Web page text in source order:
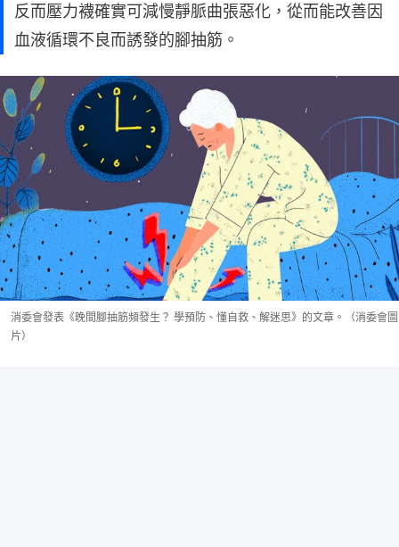
反而壓力襪確實可減慢靜脈曲張惡化，從而能改善因
血液循環不良而誘發的腳抽筋。
消委會發表《晚間腳抽筋頻發生？ 學預防、懂自救、解迷思》的文章。（消委會圖
片）